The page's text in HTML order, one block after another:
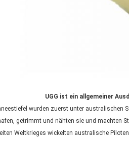
UGG ist ein allgemeiner
wurden zuerst unter australischen
getrimmt und nähten sie und machten
Weltkrieges wickelten australische